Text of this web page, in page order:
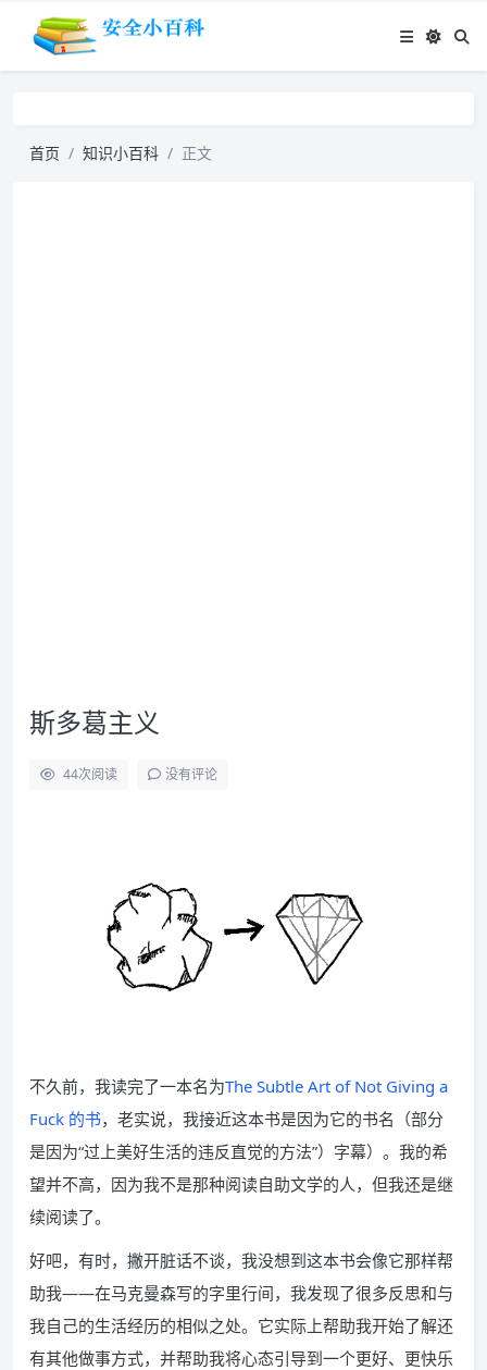
首页 知识小百科 正文
斯多葛主义
44次阅读 没有评论
不久前，我读完了一本名为The Subtle Art of Not Giving a
Fuck 的书，老实说，我接近这本书是因为它的书名（部分
是因为“过上美好生活的违反直觉的方法”）字幕）。 我的希
望并不高，因为我不是那种阅读自助文学的人，但我还是继
续阅读了。
好吧，有时，撇开脏话不谈，我没想到这本书会像它那样帮
助我——在马克曼森写的字里行间，我发现了很多反思和与
我自己的生活经历的相似之处。 它实际上帮助我开始了解还
有其他做事方式，并帮助我将心态引导到一个更好、更快乐